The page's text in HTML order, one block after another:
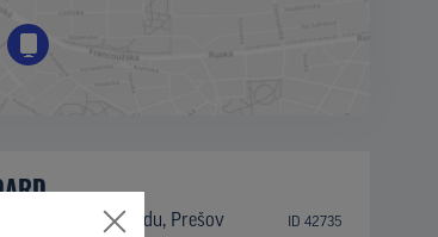
arm. gen. L. Svobodu, Prešov ID 42735